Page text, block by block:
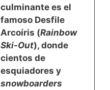
culminante es el
famoso Desfile
Arcoíris (Rainbow
Ski-Out), donde
cientos de
esquiadores y
snowboarders